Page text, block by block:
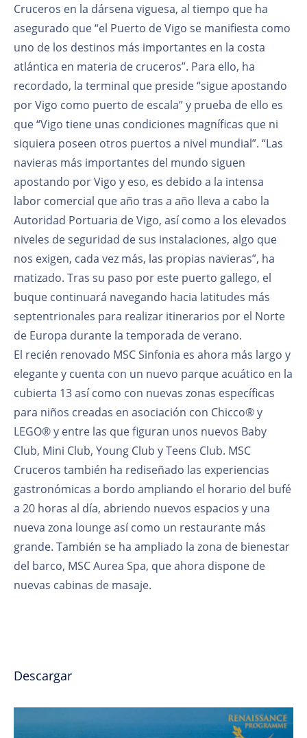
Cruceros en la dársena viguesa, al tiempo que ha
asegurado que “el Puerto de Vigo se manifiesta como
uno de los destinos más importantes en la costa
atlántica en materia de cruceros”. Para ello, ha
recordado, la terminal que preside “sigue apostando
por Vigo como puerto de escala” y prueba de ello es
que “Vigo tiene unas condiciones magníficas que ni
siquiera poseen otros puertos a nivel mundial”. “Las
navieras más importantes del mundo siguen
apostando por Vigo y eso, es debido a la intensa
labor comercial que año tras a año lleva a cabo la
Autoridad Portuaria de Vigo, así como a los elevados
niveles de seguridad de sus instalaciones, algo que
nos exigen, cada vez más, las propias navieras”, ha
matizado. Tras su paso por este puerto gallego, el
buque continuará navegando hacia latitudes más
septentrionales para realizar itinerarios por el Norte
de Europa durante la temporada de verano.
El recién renovado MSC Sinfonia es ahora más largo y
elegante y cuenta con un nuevo parque acuático en la
cubierta 13 así como con nuevas zonas específicas
para niños creadas en asociación con Chicco® y
LEGO® y entre las que figuran unos nuevos Baby
Club, Mini Club, Young Club y Teens Club. MSC
Cruceros también ha rediseñado las experiencias
gastronómicas a bordo ampliando el horario del bufé
a 20 horas al día, abriendo nuevos espacios y una
nueva zona lounge así como un restaurante más
grande. También se ha ampliado la zona de bienestar
del barco, MSC Aurea Spa, que ahora dispone de
nuevas cabinas de masaje.
Descargar